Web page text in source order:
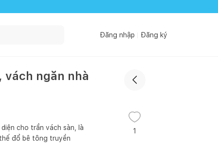
Đăng nhập Đăng ký
vách ngăn nhà
cho trần vách sàn, là
đổ bê tông truyền
1